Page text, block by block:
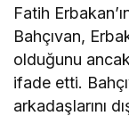
Fatih
Bahçıvan,
olduğunu
ifade etti.
arkadaşlarını